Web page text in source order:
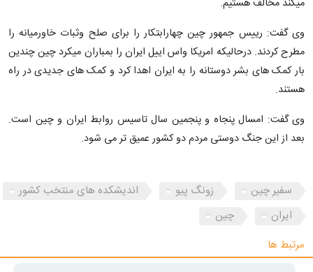
وی گفت: رییس جمهور چین چهارابتکار را برای صلح وثبات خاورمیانه را
مطرح کردند. درحالیکه امریکا واس اییل ایران را بمباران میکرد چین چندین
بار کمک های بشر دوستانه را به ایران اهدا کرد و کمک های جدیدی در راه
هستند.
وی گفت: امسال پنجاه و پنجمین سال تاسیس روابط ایران و چین است.
بعد از این جنگ دوستی مردم دو کشور عمیق تر می شود.
سفیر چین زونگ پیو
اندیشکده های منتخب کشور
ایران
چین
مرتبط ها